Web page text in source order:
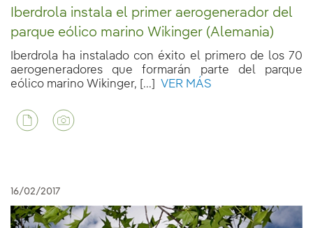
Iberdrola instala el primer aerogenerador del
parque eólico marino Wikinger (Alemania)
Iberdrola ha instalado con éxito el primero de los 70
aerogeneradores que formarán parte del parque
eólico marino Wikinger, [...]
VER MÁS
16/02/2017